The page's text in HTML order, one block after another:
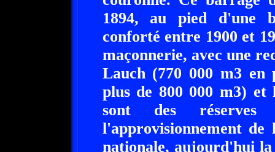
1894, au pied d'une
conforté entre 1900 et
maçonnerie, avec une
Lauch (770 000 m3
plus de 800 000 m3)
sont des réserves
l'approvisionnement
nationale, aujourd'hui